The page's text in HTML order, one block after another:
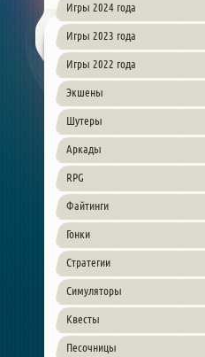
Игры 2024 года
Игры 2023 года
Игры 2022 года
Экшены
Шутеры
Аркады
RPG
Файтинги
Гонки
Стратегии
Симуляторы
Квесты
Песочницы